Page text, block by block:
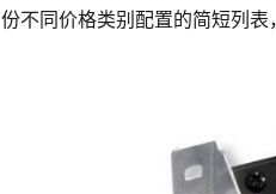
份不同价格类别配置的简短列表